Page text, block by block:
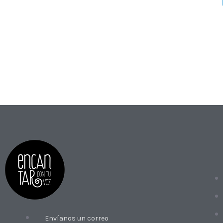
Envíanos un correo